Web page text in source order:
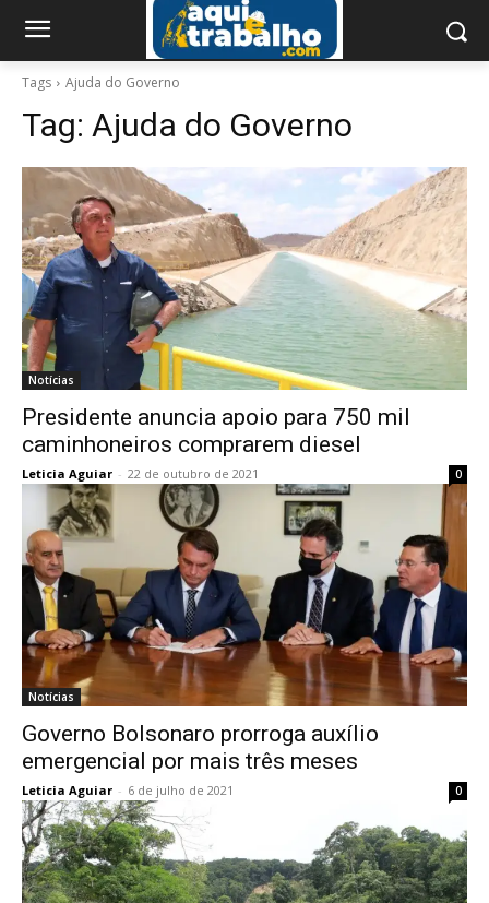
Tags Ajuda do Governo
Tag: Ajuda do Governo
Notícias
Presidente anuncia apoio para 750 mil
caminhoneiros comprarem diesel
Leticia Aguiar - 22 de outubro de 2021 0
Notícias
Governo Bolsonaro prorroga auxílio
emergencial por mais três meses
Leticia Aguiar - 6 de julho de 2021 0